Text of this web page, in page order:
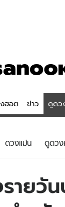
งฮอต ข่าว ดูดว
ดวงแม่น ดูดวง
ายวัน